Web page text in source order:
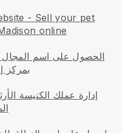
- Sell your pet
online
الحصول على اسم
بمركز
إدارة عملك الكنيسة